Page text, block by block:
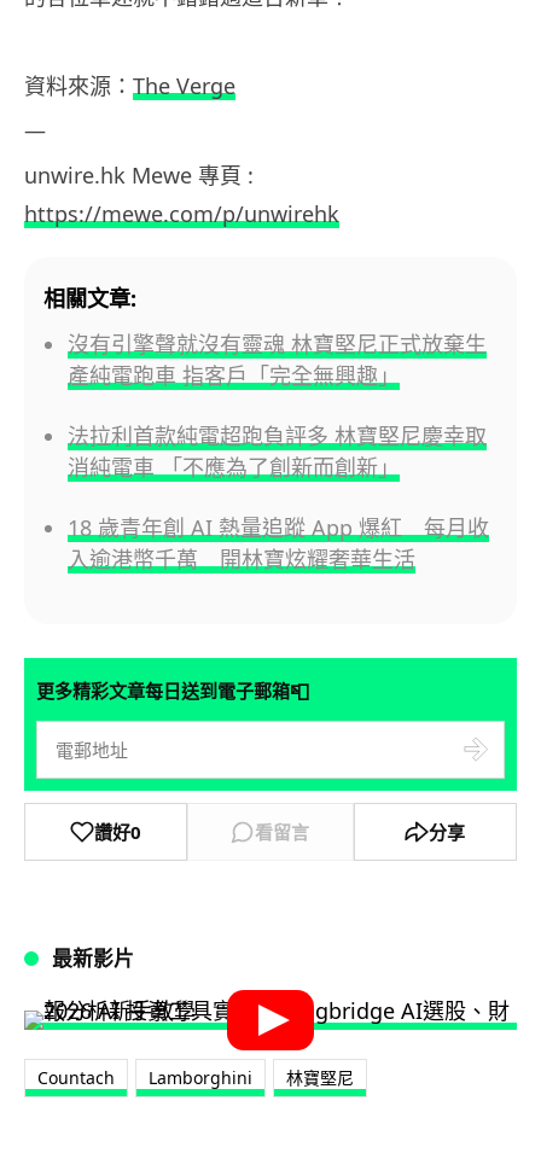
資料來源： The Verge
—
unwire.hk Mewe 專頁 :
https://mewe.com/p/unwirehk
相關文章:
沒有引擎聲就沒有靈魂 林寶堅尼正式放棄生
產純電跑車 指客戶「完全無興趣」
法拉利首款純電超跑負評多 林寶堅尼慶幸取
消純電車 「不應為了創新而創新」
18 歲青年創 AI 熱量追蹤 App 爆紅 每月收
入逾港幣千萬 開林寶炫耀奢華生活
更多精彩文章每日送到電子郵箱📮
讚好0 看留言 分享
最新影片
Countach Lamborghini 林寶堅尼